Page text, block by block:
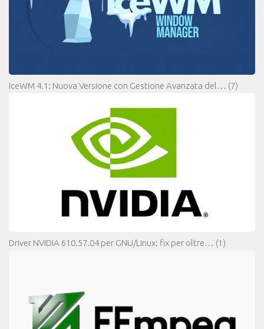
IceWM 4.1: Nuova Versione con Gestione Avanzata del… (7)
Driver NVIDIA 610.57.04 per GNU/Linux: fix per oltre… (1)